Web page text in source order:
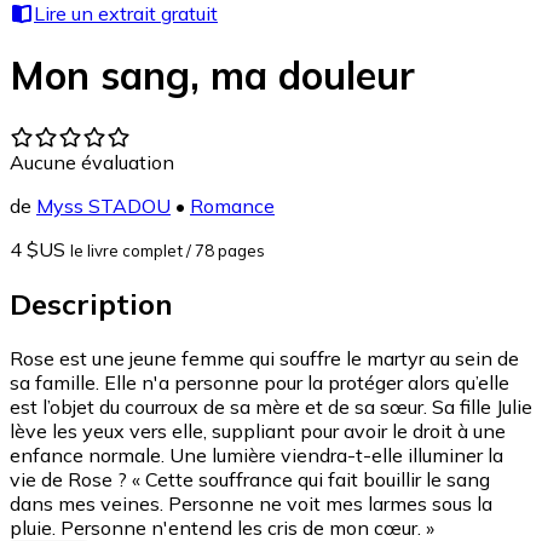
Lire un extrait gratuit
Mon sang, ma douleur
Aucune évaluation
de Myss STADOU • Romance
4 $US le livre complet/ 78 pages
Description
Rose est une jeune femme qui souffre le martyr au sein de
sa famille. Elle n'a personne pour la protéger alors qu’elle
est l’objet du courroux de sa mère et de sa sœur. Sa fille Julie
lève les yeux vers elle, suppliant pour avoir le droit à une
enfance normale. Une lumière viendra-t-elle illuminer la
vie de Rose ? « Cette souffrance qui fait bouillir le sang
dans mes veines. Personne ne voit mes larmes sous la
pluie. Personne n'entend les cris de mon cœur. »